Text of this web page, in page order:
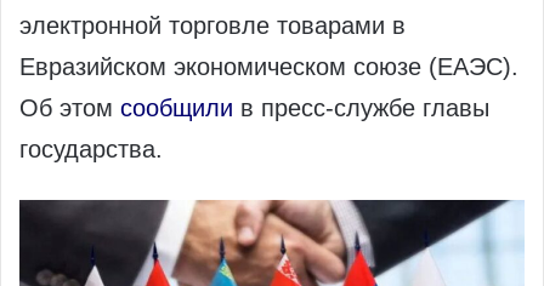
электронной торговле товарами в
Евразийском экономическом союзе (ЕАЭС).
Об этом сообщили в пресс‑службе главы
государства.